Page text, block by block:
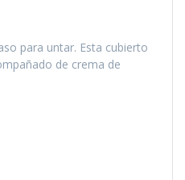
para untar. Esta cubierto
de crema de